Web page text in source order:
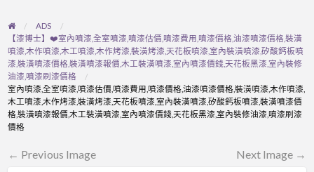
ADS
【漆博士】❤️室內噴漆,全室噴漆,噴漆估價,噴漆費用,噴漆價格,油漆噴漆價格,裝潢
噴漆,木作噴漆,木工噴漆,木作烤漆,裝潢烤漆,天花板噴漆,室內裝潢噴漆,矽酸鈣板噴
漆,裝潢噴漆價格,裝潢噴漆報價,木工裝潢噴漆,室內噴漆價錢,天花板黑漆,室內裝修
油漆,噴漆刷漆價格
室內噴漆,全室噴漆,噴漆估價,噴漆費用,噴漆價格,油漆噴漆價格,裝潢噴漆,木作噴漆,
木工噴漆,木作烤漆,裝潢烤漆,天花板噴漆,室內裝潢噴漆,矽酸鈣板噴漆,裝潢噴漆價
格,裝潢噴漆報價,木工裝潢噴漆,室內噴漆價錢,天花板黑漆,室內裝修油漆,噴漆刷漆
價格
← Previous Image Next Image →